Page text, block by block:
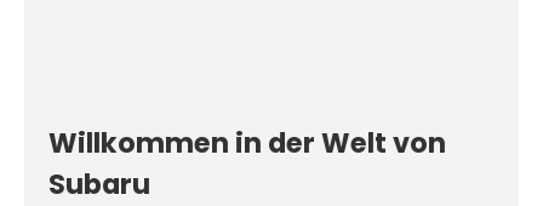
Willkommen in der Welt von
Subaru